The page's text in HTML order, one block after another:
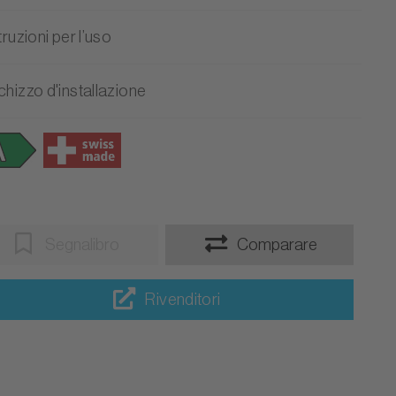
per l’uso
d'installazione
Comparare
Rivenditori